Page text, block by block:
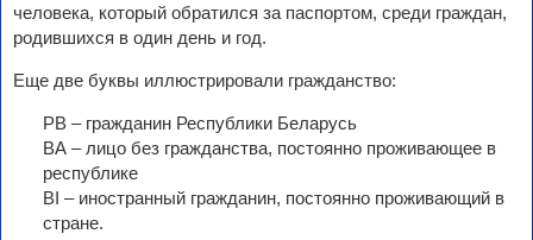
человека, который обратился за паспортом, среди граждан,
родившихся в один день и год.
Еще две буквы иллюстрировали гражданство:
РВ – гражданин Республики Беларусь
ВА – лицо без гражданства, постоянно проживающее в
республике
BI – иностранный гражданин, постоянно проживающий в
стране.